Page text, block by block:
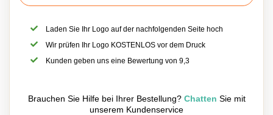
Laden Sie Ihr Logo auf der nachfolgenden Seite hoch
Wir prüfen Ihr Logo KOSTENLOS vor dem Druck
Kunden geben uns eine Bewertung von 9,3
Brauchen Sie Hilfe bei Ihrer Bestellung? Chatten Sie mit
unserem Kundenservice